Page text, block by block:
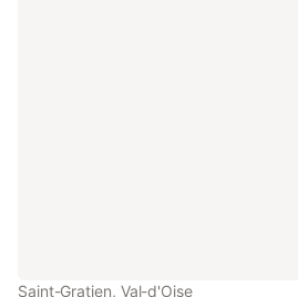
Saint-Gratien, Val-d'Oise